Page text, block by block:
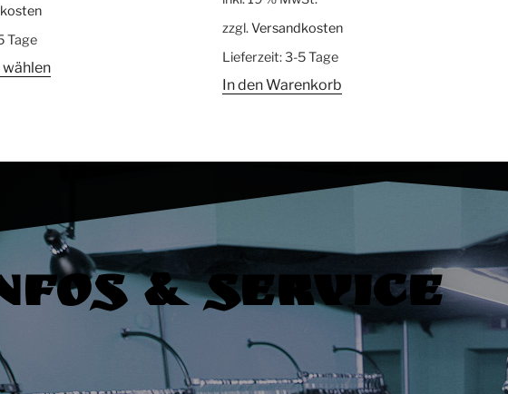
Tage
zzgl.Versandkosten
Lieferzeit:3-5 Tage
In den Warenkorb
& Service